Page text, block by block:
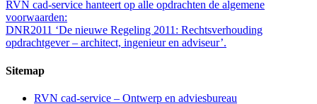
RVN cad-service hanteert op alle opdrachten de algemene
voorwaarden:
DNR2011 ‘De nieuwe Regeling 2011: Rechtsverhouding
opdrachtgever – architect, ingenieur en adviseur’.
Sitemap
RVN cad-service – Ontwerp en adviesbureau